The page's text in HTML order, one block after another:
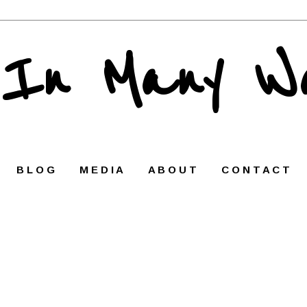
Many
B L O G M E D I A A B O U T C O N T A C T